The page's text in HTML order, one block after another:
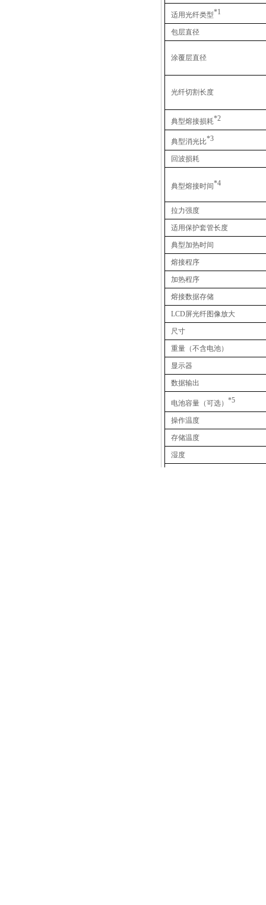
适用光纤类型*1
包层直径
涂覆层直径
光纤切割长度
典型熔接损耗*2
典型消光比*3
回波损耗
典型熔接时间*4
拉力强度
适用保护套管长度
典型加热时间
熔接程序
加热程序
熔接数据存储
LCD屏光纤图像放大
尺寸
重量（不含电池）
显示器
数据输出
电池容量（可选） *5
操作温度
存储温度
湿度
推荐产品